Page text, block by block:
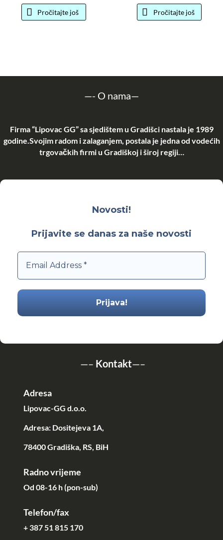
Pročitajte još Pročitajte još
—- O nama—
Firma “Lipovac GG” sa sjedištem u Gradišci nastala je 1989
godine.Svojim radom i zalaganjem, postala je jedna od vodećih
trgovačkih firmi u Gradiškoj i široj regiji…
Novosti!
Prijavite se danas za naše novosti
—– Kontakt—–
Adresa
Lipovac-GG d.o.o.
Adresa: Dositejeva 1A,
78400 Gradiška, RS, BiH
Radno vrijeme
Od 08-16 h (pon-sub)
Telefon/fax
+ 387 51 815 170